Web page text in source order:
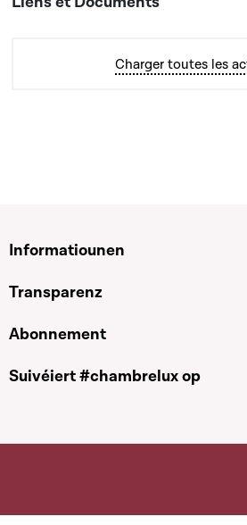
Charger toutes les
Informatiounen
Transparenz
Abonnement
Suivéiert #chambrelux op